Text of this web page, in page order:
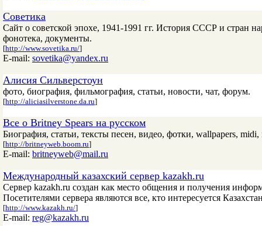
Советика
Сайт о советской эпохе, 1941-1991 гг. История СССР и стран
фонотека, документы.
[http://www.sovetika.ru/]
E-mail: sovetika@yandex.ru
Алисия Сильверстоун
фото, биография, фильмография, статьи, новости, чат, форум.
[http://aliciasilverstone.da.ru]
Все о Britney Spears на русском
Биография, статьи, тексты песен, видео, фотки, wallpapers, midi,
[http://britneyweb.boom.ru]
E-mail: britneyweb@mail.ru
Международный казахский сервер kazakh.ru
Сервер kazakh.ru создан как место общения и получения
Посетителями сервера являются все, кто интересуется
[http://www.kazakh.ru/]
E-mail: reg@kazakh.ru